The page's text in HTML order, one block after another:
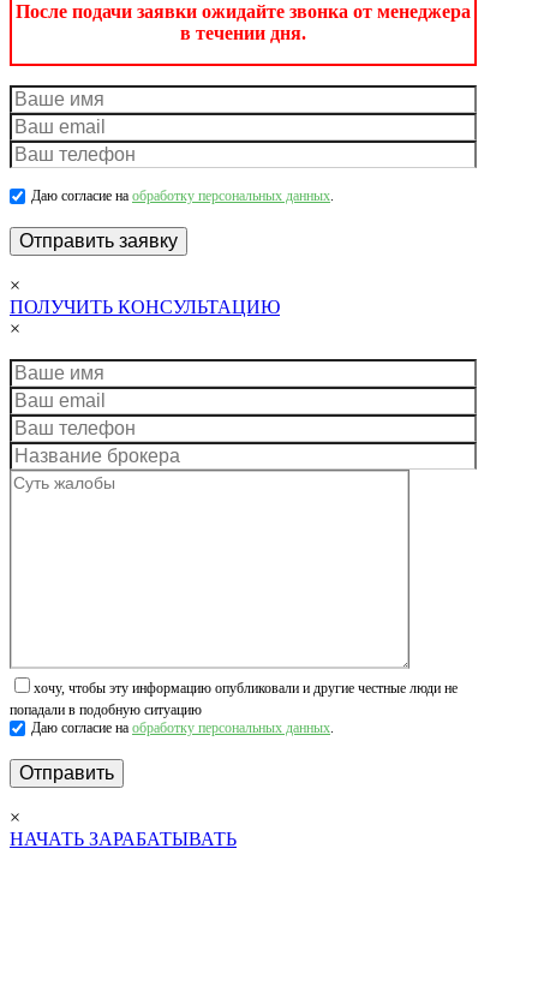
После подачи заявки ожидайте звонка от менеджера
в течении дня.
Даю согласие на обработку персональных данных.
×
ПОЛУЧИТЬ КОНСУЛЬТАЦИЮ
×
хочу, чтобы эту информацию опубликовали и другие честные люди не
попадали в подобную ситуацию
Даю согласие на обработку персональных данных.
×
НАЧАТЬ ЗАРАБАТЫВАТЬ